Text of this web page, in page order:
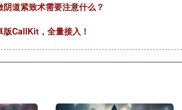
阴道紧致术需要注意什么？
版CallKit，全量接入！